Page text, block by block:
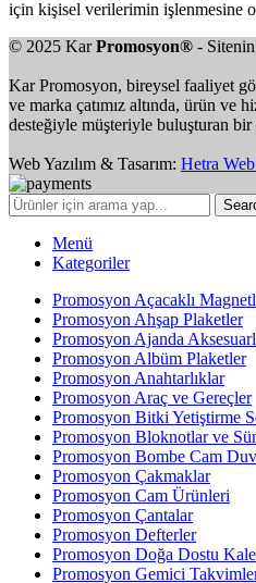
için kişisel verilerimin işlenmesine
© 2025 KarPromosyon® - Sitenin
Kar Promosyon, bireysel faaliyet
ve marka çatımız altında, ürün ve
desteğiyle müşteriyle buluşturan
Web Yazılım & Tasarım: Hetra Web
Menü
Kategoriler
Promosyon Açacaklı
Promosyon Ahşap Plaketler
Promosyon Ajanda
Promosyon Albüm Plaketler
Promosyon Anahtarlıklar
Promosyon Araç ve Gereçler
Promosyon Bitki Yetiştirme
Promosyon Bloknotlar ve
Promosyon Bombe Cam
Promosyon Çakmaklar
Promosyon Cam Ürünleri
Promosyon Çantalar
Promosyon Defterler
Promosyon Doğa Dostu
Promosyon Gemici